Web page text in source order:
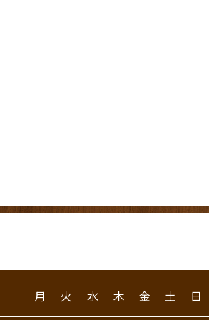
月 火 水 木 金 土 日